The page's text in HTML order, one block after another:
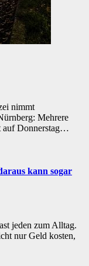
nimmt
Mehrere
auf Donnerstag…
kann sogar
jeden zum Alltag.
nur Geld kosten,